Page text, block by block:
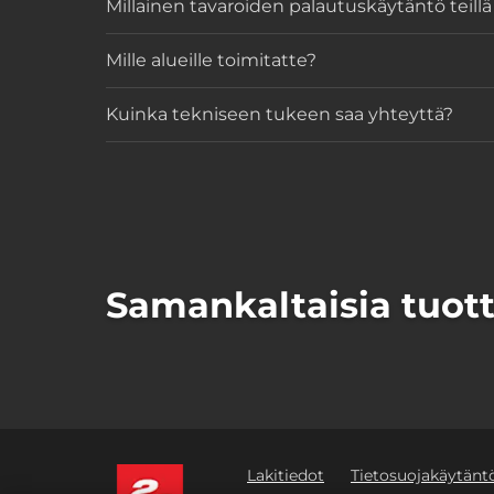
Millainen tavaroiden palautuskäytäntö teillä
Mille alueille toimitatte?
Kuinka tekniseen tukeen saa yhteyttä?
Samankaltaisia
Lakitiedot